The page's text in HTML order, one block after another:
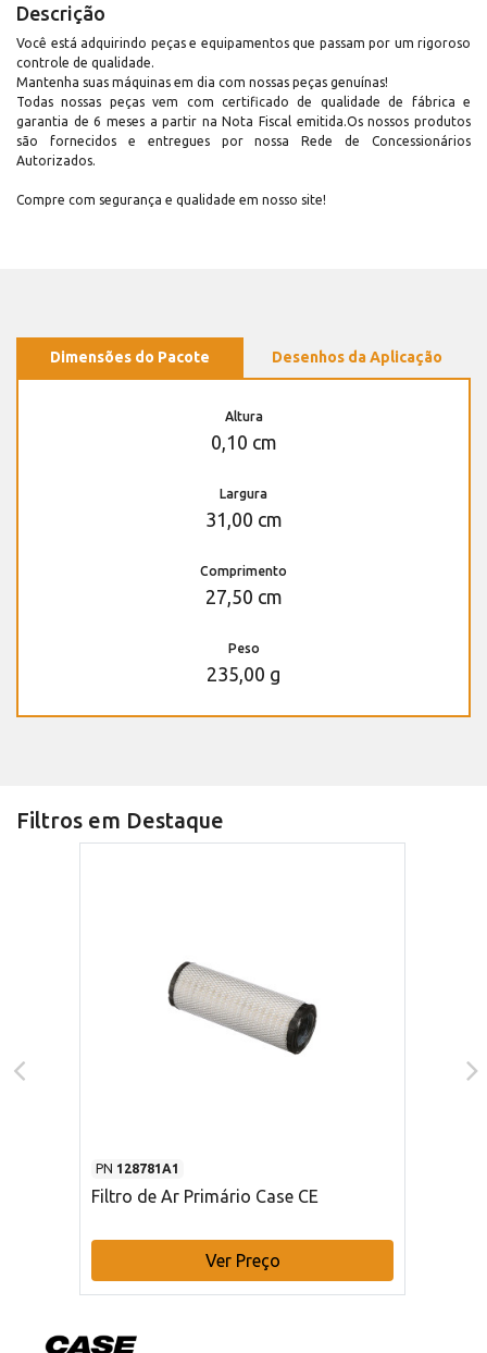
Descrição
Você está adquirindo peças e equipamentos que passam por um rigoroso
controle de qualidade.
Mantenha suas máquinas em dia com nossas peças genuínas!
Todas nossas peças vem com certificado de qualidade de fábrica e
garantia de 6 meses a partir na Nota Fiscal emitida.Os nossos produtos
são fornecidos e entregues por nossa Rede de Concessionários
Autorizados.
Compre com segurança e qualidade em nosso site!
Dimensões do Pacote Desenhos da Aplicação
Altura
0,10 cm
Largura
31,00 cm
Comprimento
27,50 cm
Peso
235,00 g
Filtros em Destaque
PN 128781A1
Filtro de Ar Primário Case CE
Ver Preço